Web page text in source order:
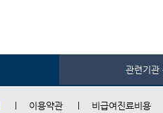
관련기관
이용약관 비급여진료비용